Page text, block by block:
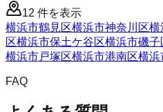
12 件を表示
横浜市鶴見区横浜市神奈川区横
区横浜市保土ケ谷区横浜市磯子
横浜市戸塚区横浜市港南区横浜
FAQ